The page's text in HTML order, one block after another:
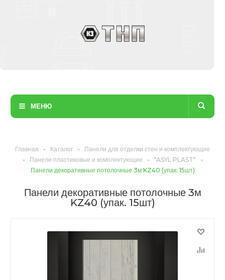
МЕНЮ
Главная - Каталог -
Панели для отделки стен и комплектующие
-
Панели пластиковые и комплектующие - "ASYL PLAST"
-
Панели декоративные потолочные 3м KZ40 (упак. 15шт)
Панели декоративные потолочные 3м
KZ40 (упак. 15шт)